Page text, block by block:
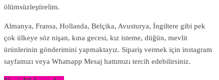
ölümsüzleştirelim.
Almanya, Fransa, Hollanda, Belçika, Avusturya, İngiltere gibi pek
çok ülkeye söz nişan, kına gecesi, kız isteme, düğün, mevlit
ürünlerinin gönderimini yapmaktayız. Sipariş vermek için instagram
sayfamızı veya Whatsapp Mesaj hattımızı tercih edebilirsiniz.